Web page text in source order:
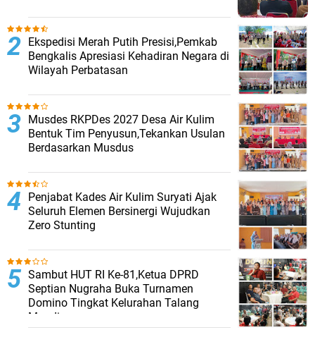
Ekspedisi Merah Putih Presisi,Pemkab
Bengkalis Apresiasi Kehadiran Negara di
Wilayah Perbatasan
Musdes RKPDes 2027 Desa Air Kulim
Bentuk Tim Penyusun,Tekankan Usulan
Berdasarkan Musdus
Penjabat Kades Air Kulim Suryati Ajak
Seluruh Elemen Bersinergi Wujudkan
Zero Stunting
Sambut HUT RI Ke-81,Ketua DPRD
Septian Nugraha Buka Turnamen
Domino Tingkat Kelurahan Talang
Mandi